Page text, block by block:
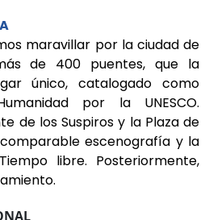
maravillar por la ciudad de
de 400 puentes, que la
único, catalogado como
por la UNESCO.
de los Suspiros y la Plaza de
escenografía y la
libre. Posteriormente,